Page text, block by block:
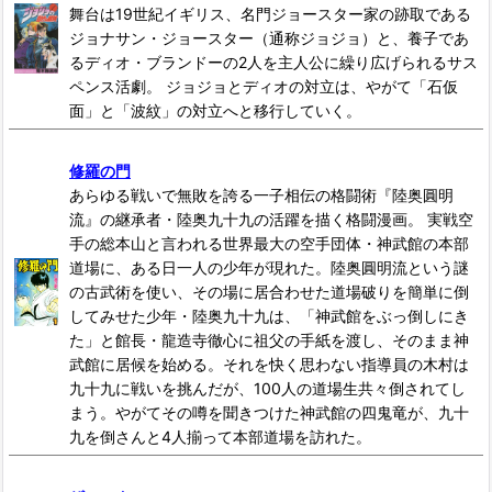
舞台は19世紀イギリス、名門ジョースター家の跡取である
ジョナサン・ジョースター（通称ジョジョ）と、養子であ
るディオ・ブランドーの2人を主人公に繰り広げられるサス
ペンス活劇。 ジョジョとディオの対立は、やがて「石仮
面」と「波紋」の対立へと移行していく。
修羅の門
あらゆる戦いで無敗を誇る一子相伝の格闘術『陸奥圓明
流』の継承者・陸奥九十九の活躍を描く格闘漫画。 実戦空
手の総本山と言われる世界最大の空手団体・神武館の本部
道場に、ある日一人の少年が現れた。陸奥圓明流という謎
の古武術を使い、その場に居合わせた道場破りを簡単に倒
してみせた少年・陸奥九十九は、「神武館をぶっ倒しにき
た」と館長・龍造寺徹心に祖父の手紙を渡し、そのまま神
武館に居候を始める。それを快く思わない指導員の木村は
九十九に戦いを挑んだが、100人の道場生共々倒されてし
まう。やがてその噂を聞きつけた神武館の四鬼竜が、九十
九を倒さんと4人揃って本部道場を訪れた。